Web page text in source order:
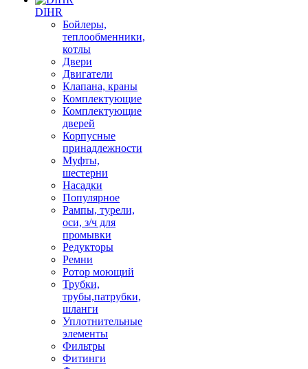
DIHR
Бойлеры,
теплообменники,
котлы
Двери
Двигатели
Клапана, краны
Комплектующие
Комплектующие
дверей
Корпусные
принадлежности
Муфты,
шестерни
Насадки
Популярное
Рампы, турели,
оси, з/ч для
промывки
Редукторы
Ремни
Ротор моющий
Трубки,
трубы,патрубки,
шланги
Уплотнительные
элементы
Фильтры
Фитинги